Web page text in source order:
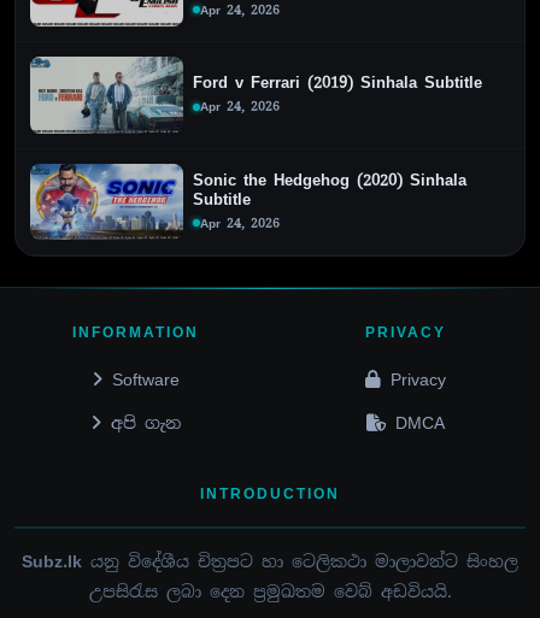
Apr 24, 2026
Ford v Ferrari (2019) Sinhala Subtitle
Apr 24, 2026
Sonic the Hedgehog (2020) Sinhala
Subtitle
Apr 24, 2026
INFORMATION
Software
අපි ගැන
PRIVACY
Privacy
DMCA
INTRODUCTION
Subz.lk යනු විදේශීය චිත්‍රපට හා ටෙලිකථා මාලාවන්ට සිංහල
උපසිරැස ලබා දෙන ප්‍රමුඛතම වෙබ් අඩවියයි.